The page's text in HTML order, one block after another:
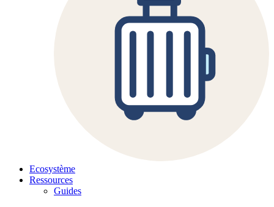
Ecosystème
Ressources
Guides